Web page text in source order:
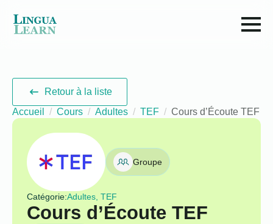
Retour à la liste
Accueil
Cours Adultes TEF Cours d’Écoute TEF
Groupe
Catégorie:Adultes, TEF
Cours d’Écoute TEF